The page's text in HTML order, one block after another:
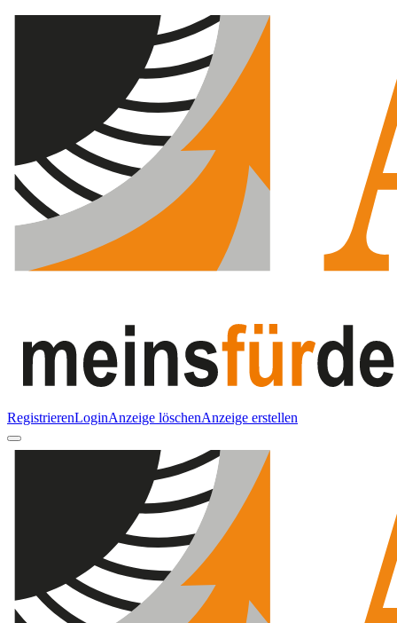
RegistrierenLoginAnzeige löschenAnzeige erstellen